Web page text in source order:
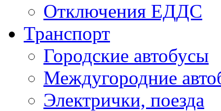
Отключения ЕДДС
Транспорт
Городские автобусы
Междугородние
Электрички, поезда